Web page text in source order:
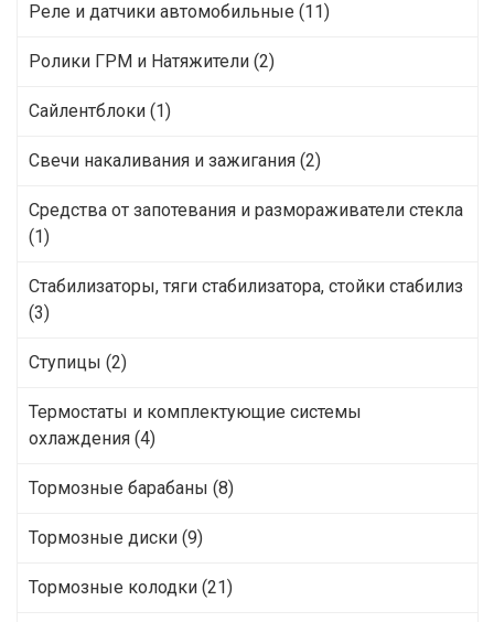
Реле и датчики автомобильные (11)
Ролики ГРМ и Натяжители (2)
Сайлентблоки (1)
Свечи накаливания и зажигания (2)
Средства от запотевания и размораживатели стекла
(1)
Стабилизаторы, тяги стабилизатора, стойки стабилиз
(3)
Ступицы (2)
Термостаты и комплектующие системы
охлаждения (4)
Тормозные барабаны (8)
Тормозные диски (9)
Тормозные колодки (21)